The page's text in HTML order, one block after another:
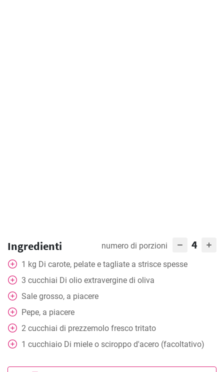
Ingredienti numero di porzioni 4
1 kg Di carote, pelate e tagliate a strisce spesse
3 cucchiai Di olio extravergine di oliva
Sale grosso, a piacere
Pepe, a piacere
2 cucchiai di prezzemolo fresco tritato
1 cucchiaio Di miele o sciroppo d'acero (facoltativo)